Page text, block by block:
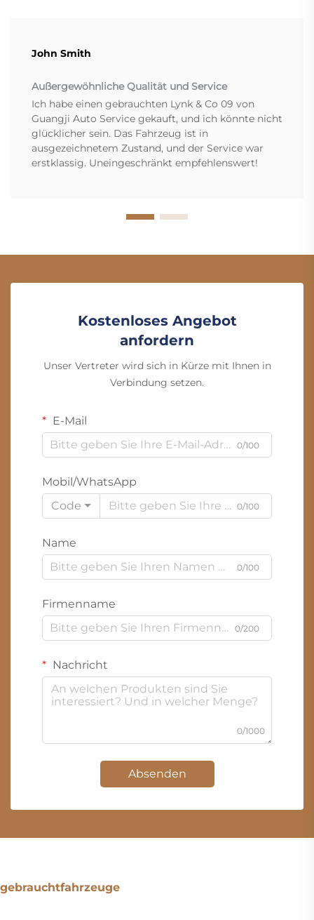
John Smith
Außergewöhnliche Qualität und Service
Ich habe einen gebrauchten Lynk & Co 09 von
Guangji Auto Service gekauft, und ich könnte nicht
glücklicher sein. Das Fahrzeug ist in
ausgezeichnetem Zustand, und der Service war
erstklassig. Uneingeschränkt empfehlenswert!
Kostenloses Angebot
anfordern
Unser Vertreter wird sich in Kürze mit Ihnen in
Verbindung setzen.
E-Mail
0/100
Mobil/WhatsApp
Code
0/100
Name
0/100
Firmenname
0/200
Nachricht
0/1000
Absenden
gebrauchtfahrzeuge